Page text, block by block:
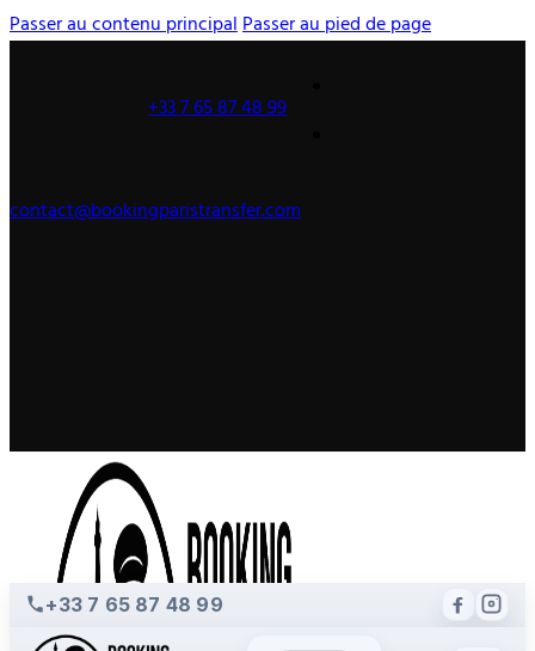
Passer au contenu principalPasser au pied de page
+33 7 65 87 48 99
contact@bookingparistransfer.com
+33 7 65 87 48 99